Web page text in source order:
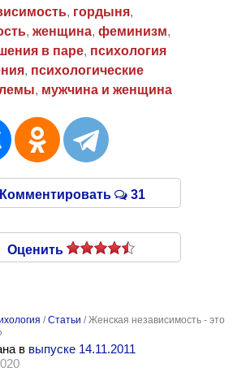
, гордыня,
, женщина, феминизм,
в паре, психология
, психологические
, мужчина и женщина
Комментировать 31
Оценить
/Статьи /Женская независимость - это
в выпуске 14.11.2011